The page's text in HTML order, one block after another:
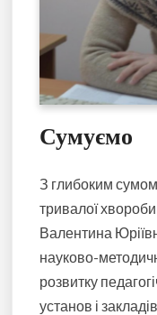
Сумуємо
З глибоким
тривалої
Валентина
науково-
розвитку
установ і